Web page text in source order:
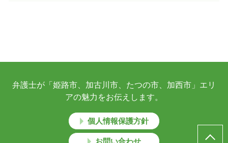
弁護士が「姫路市、加古川市、たつの市、加西市」エリ
アの魅力をお伝えします。
個人情報保護方針